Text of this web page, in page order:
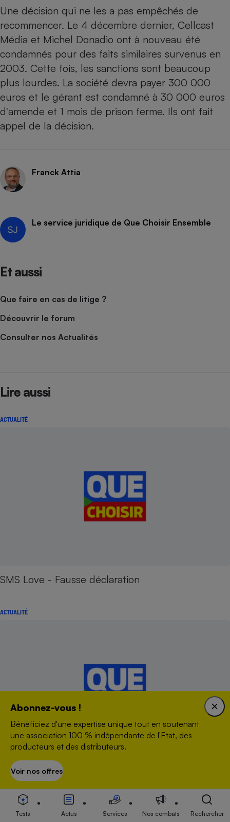
Une décision qui ne les a pas empêchés de
recommencer. Le 4 décembre dernier, Cellcast
Média et Michel Donadio ont à nouveau été
condamnés pour des faits similaires survenus en
2003. Cette fois, les sanctions sont beaucoup
plus lourdes. La société devra payer 300 000
euros et le gérant est condamné à 30 000 euros
d'amende et 1 mois de prison ferme. Ils ont fait
appel de la décision.
Franck Attia
Le service juridique de Que Choisir Ensemble
Et aussi
Que faire en cas de litige ?
Découvrir le forum
Consulter nos Actualités
Lire aussi
ACTUALITÉ
SMS Love - Fausse déclaration
ACTUALITÉ
Spam sur mobile - Cellcast Média récidive
ENQUÊTE
Abonnez-vous !
Bénéficiez d'une expertise unique tout en soutenant
une association 100 % indépendante de l'Etat, des
producteurs et des distributeurs.
Voir nos offres
Tests Actus Services Nos combats Rechercher